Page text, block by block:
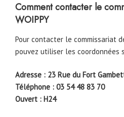
Comment contacter le
WOIPPY
Pour contacter le commissariat
pouvez utiliser les coordonnées
Adresse : 23 Rue du Fort
Téléphone : 03 54 48 83 70
Ouvert : H24